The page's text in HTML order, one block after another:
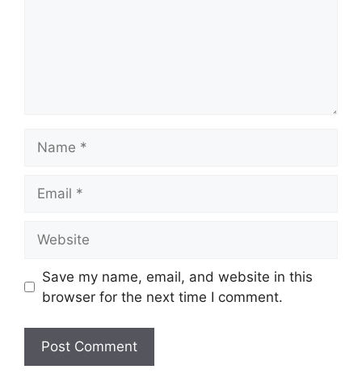
Save my name, email, and website in this
browser for the next time I comment.